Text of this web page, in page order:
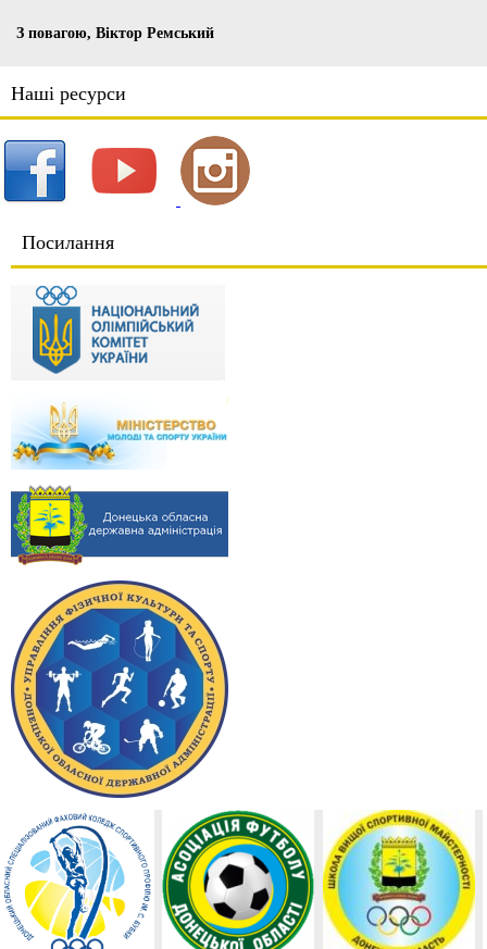
З повагою, Віктор Ремський
Наші ресурси
Посилання